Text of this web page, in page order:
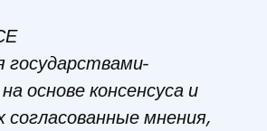
основе консенсуса и
мнения,